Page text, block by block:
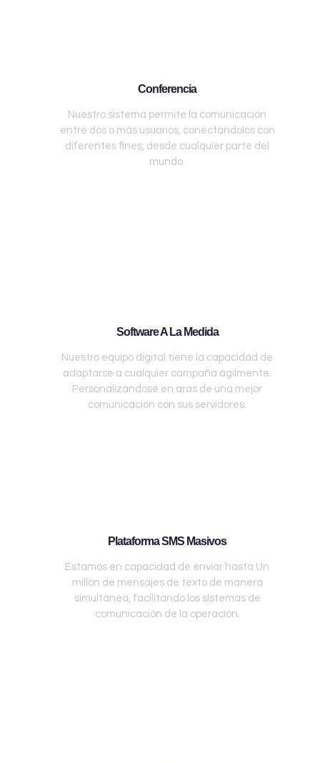
Conferencia
Nuestro sistema permite la comunicación
entre dos o más usuarios, conectándolos con
diferentes fines, desde cualquier parte del
mundo.
Software A La Medida
Nuestro equipo digital tiene la capacidad de
adaptarse a cualquier campaña ágilmente.
Personalizándose en aras de una mejor
comunicación con sus servidores.
Plataforma SMS Masivos
Estamos en capacidad de enviar hasta Un
millón de mensajes de texto de manera
simultánea, facilitando los sistemas de
comunicación de la operación.